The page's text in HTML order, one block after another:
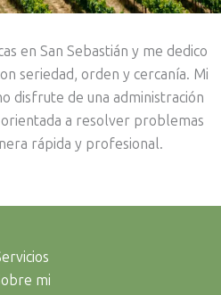
en San Sebastián y me dedico
seriedad, orden y cercanía. Mi
disfrute de una administración
a resolver problemas
rápida y profesional.
mi